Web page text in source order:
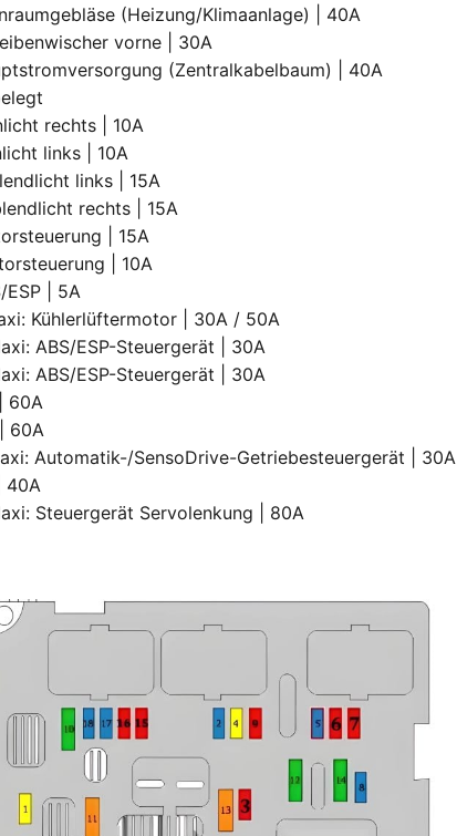
(Heizung/Klimaanlage) | 40A
vorne | 30A
(Zentralkabelbaum) | 40A
rechts | 10A
links | 10A
links | 15A
rechts | 15A
| 15A
| 10A
ESP | 5A
Kühlerlüftermotor | 30A / 50A
ABS/ESP-Steuergerät | 30A
ABS/ESP-Steuergerät | 30A
60A
60A
Automatik-/SensoDrive-Getriebesteuergerät | 30A
40A
Steuergerät Servolenkung | 80A